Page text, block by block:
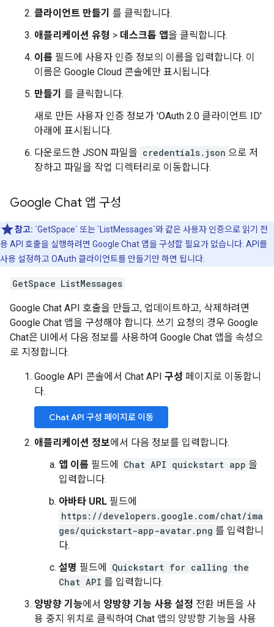
클라이언트 만들기 를 클릭합니다.
애플리케이션 유형 > 데스크톱 앱을 클릭합니다.
이름 필드에 사용자 인증 정보의 이름을 입력합니다. 이
이름은 Google Cloud 콘솔에만 표시됩니다.
만들기 를 클릭합니다.
새로 만든 사용자 인증 정보가 'OAuth 2.0 클라이언트 ID'
아래에 표시됩니다.
다운로드한 JSON 파일을 credentials.json 으로 저
장하고 파일을 작업 디렉터리로 이동합니다.
Google Chat 앱 구성
참고: `GetSpace` 또는 `ListMessages`와 같은 사용자 인증으로 읽기 전
용 API 호출을 실행하려면 Google Chat 앱을 구성할 필요가 없습니다. API를
사용 설정하고 OAuth 클라이언트를 만들기만 하면 됩니다.
GetSpace ListMessages
Google Chat API 호출을 만들고, 업데이트하고, 삭제하려면
Google Chat 앱을 구성해야 합니다. 쓰기 요청의 경우 Google
Chat은 UI에서 다음 정보를 사용하여 Google Chat 앱을 속성으
로 지정합니다.
Google API 콘솔에서 Chat API 구성 페이지로 이동합니
다.
Chat API 구성 페이지로 이동
애플리케이션 정보에서 다음 정보를 입력합니다.
앱 이름 필드에 Chat API quickstart app 을
입력합니다.
아바타 URL 필드에
https://developers.google.com/chat/ima
ges/quickstart-app-avatar.png 를 입력합니
다.
설명 필드에
Quickstart for calling the
Chat API 를 입력합니다.
양방향 기능에서 양방향 기능 사용 설정 전환 버튼을 사
용 중지 위치로 클릭하여 Chat 앱의 양방향 기능을 사용